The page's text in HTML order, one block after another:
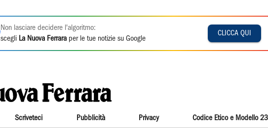
Non lasciare decidere l'algoritmo:
scegli La Nuova Ferrara per le tue notizie su Google
CLICCA QUI
Scriveteci Pubblicità Privacy Codice Etico e Modello